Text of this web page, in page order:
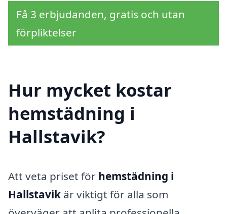
Få 3 erbjudanden, gratis och utan
förpliktelser
Hur mycket kostar
hemstädning i
Hallstavik?
Att veta priset för hemstädning i
Hallstavik är viktigt för alla som